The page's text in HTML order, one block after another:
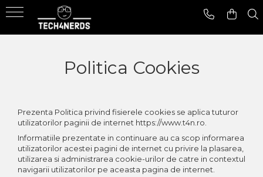
Produse
Sisteme De Supraveghere
DVR digital video recorder
Spatii de stocare
Surse de alimentare
Accesorii pentru sisteme de
supraveghere
Ajutor
Termeni Si Conditii
FAQ
Metode De Plata
Politica Cookies
Prezenta Politica privind fisierele cookies se aplica tuturor
utilizatorilor paginii de internet https://www.t4n.ro.
Informatiile prezentate in continuare au ca scop informarea
utilizatorilor acestei pagini de internet cu privire la plasarea,
utilizarea si administrarea cookie-urilor de catre in contextul
navigarii utilizatorilor pe aceasta pagina de internet.